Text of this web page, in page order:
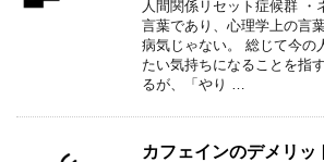
人間関係リセット症候群 ・
言葉であり、心理学上の言
病気じゃない。 総じて今の
たい気持ちになることを指
るが、「やり …
カフェインのデメリッ